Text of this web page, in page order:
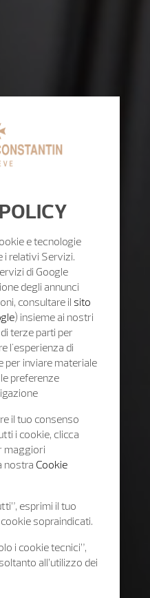
e tecnologie
i relativi Servizi.
di Google
degli annunci
consultare il sito
) insieme ai nostri
terze parti per
l'esperienza di
per inviare materiale
preferenze
il tuo consenso
i cookie, clicca
maggiori
nostra Cookie
esprimi il tuo
sopraindicati.
i cookie tecnici”,
all’utilizzo dei